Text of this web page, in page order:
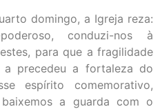
domingo, a Igreja reza:
conduzi-nos à
para que a fragilidade
a precedeu a fortaleza do
espírito comemorativo,
a guarda com o